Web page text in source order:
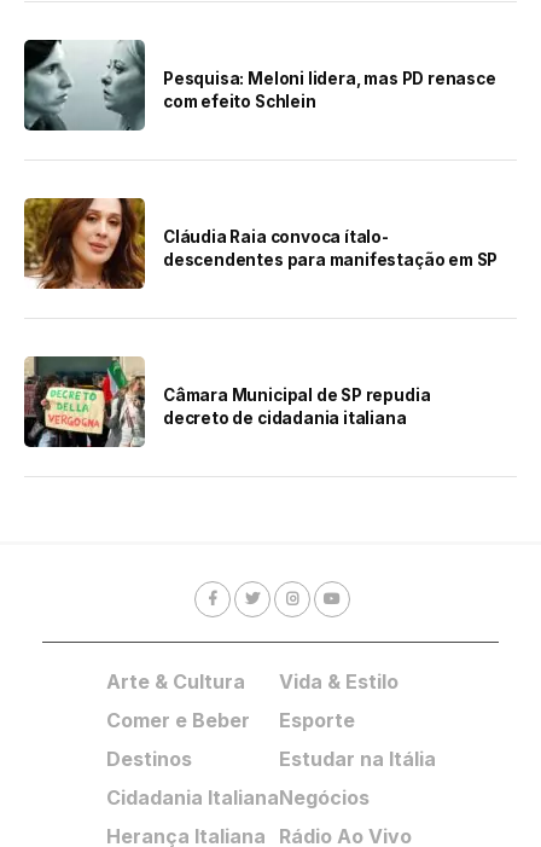
Pesquisa: Meloni lidera, mas PD renasce
com efeito Schlein
Cláudia Raia convoca ítalo-
descendentes para manifestação em SP
Câmara Municipal de SP repudia
decreto de cidadania italiana
Arte & Cultura
Comer e Beber
Destinos
Cidadania Italiana
Herança Italiana
Vida & Estilo
Esporte
Estudar na Itália
Negócios
Rádio Ao Vivo